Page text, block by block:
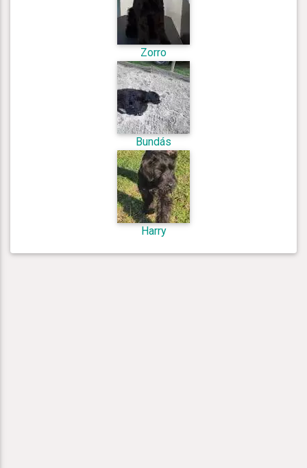
Zorro
Bundás
Harry